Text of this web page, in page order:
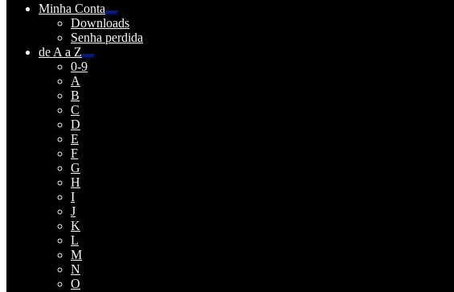
Minha Conta
Expandir
menu
descendente
Downloads
Senha perdida
de A a Z
Expandir
0-9
A
B
C
D
E
F
G
H
I
J
K
L
M
N
O